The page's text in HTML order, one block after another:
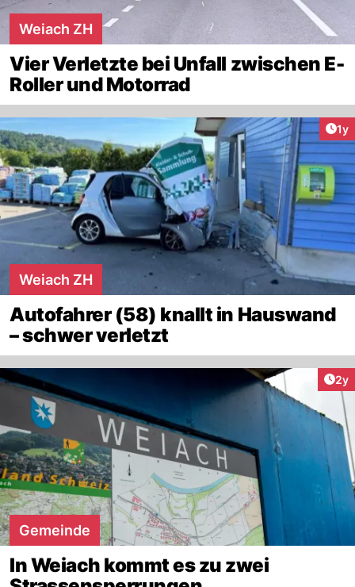
Weiach ZH
Vier Verletzte bei Unfall zwischen E-
Roller und Motorrad
1y
Weiach ZH
Autofahrer (58) knallt in Hauswand
– schwer verletzt
2y
Gemeinde
In Weiach kommt es zu zwei